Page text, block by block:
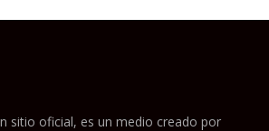
sitio oficial, es un medio creado por